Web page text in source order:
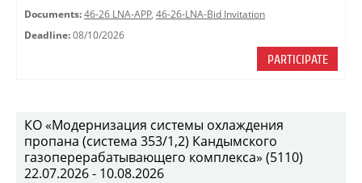
Documents: 46-26 LNA-APP, 46-26-LNA-Bid Invitation
Deadline: 08/10/2026
PARTICIPATE
КО «Модернизация системы охлаждения
пропана (система 353/1,2) Кандымского
газоперерабатывающего комплекса» (5110)
22.07.2026 - 10.08.2026